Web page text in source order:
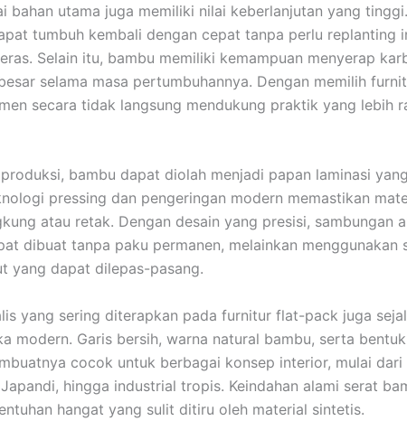
bahan utama juga memiliki nilai keberlanjutan yang tinggi.
tumbuh kembali dengan cepat tanpa perlu replanting
Selain itu, bambu memiliki kemampuan menyerap
selama masa pertumbuhannya. Dengan memilih
secara tidak langsung mendukung praktik yang lebih
bambu dapat diolah menjadi papan laminasi
pressing dan pengeringan modern memastikan
atau retak. Dengan desain yang presisi, sambungan
dibuat tanpa paku permanen, melainkan menggunakan
yang dapat dilepas-pasang.
yang sering diterapkan pada furnitur flat-pack juga
modern. Garis bersih, warna natural bambu, serta bentuk
cocok untuk berbagai konsep interior, mulai dari
hingga industrial tropis. Keindahan alami serat
hangat yang sulit ditiru oleh material sintetis.